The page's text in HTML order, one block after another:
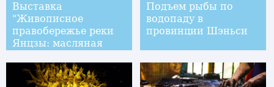
Выставка
"Живописное
правобережье реки
Янцзы: масляная
Китая-2019" в
Сучжоу
Подъем рыбы по
водопаду в
провинции Шэньси